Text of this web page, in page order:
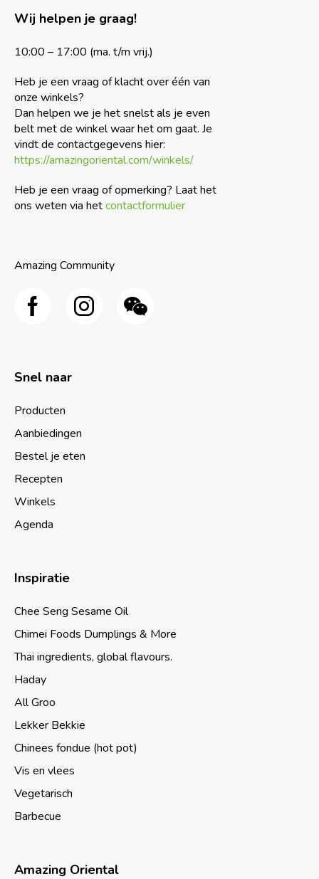
Wij helpen je graag!
10:00 – 17:00 (ma. t/m vrij.)
Heb je een vraag of klacht over één van
onze winkels?
Dan helpen we je het snelst als je even
belt met de winkel waar het om gaat. Je
vindt de contactgegevens hier:
https://amazingoriental.com/winkels/
Heb je een vraag of opmerking? Laat het
ons weten via hetcontactformulier
Amazing Community
Snel naar
Producten
Aanbiedingen
Bestel je eten
Recepten
Winkels
Agenda
Inspiratie
Chee Seng Sesame Oil
Chimei Foods Dumplings & More
Thai ingredients, global flavours.
Haday
All Groo
Lekker Bekkie
Chinees fondue (hot pot)
Vis en vlees
Vegetarisch
Barbecue
Amazing Oriental